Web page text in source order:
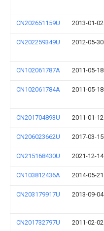
CN202651159U 2013-01-02
CN202259349U 2012-05-30
CN102061787A 2011-05-18
CN102061784A 2011-05-18
CN201704893U 2011-01-12
CN206023662U 2017-03-15
CN215168430U 2021-12-14
CN103812436A 2014-05-21
CN203179917U 2013-09-04
CN201732797U 2011-02-02